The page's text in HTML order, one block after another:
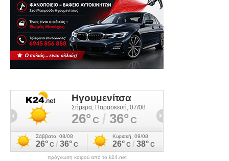
πρόγνωση καιρού από το k24.net